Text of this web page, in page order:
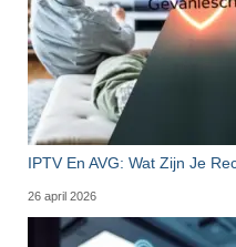
IPTV En AVG: Wat Zijn Je
26 april 2026